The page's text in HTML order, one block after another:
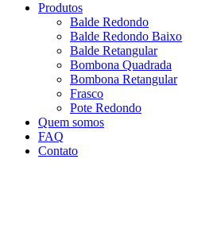
Produtos
Balde Redondo
Balde Redondo Baixo
Balde Retangular
Bombona Quadrada
Bombona Retangular
Frasco
Pote Redondo
Quem somos
FAQ
Contato